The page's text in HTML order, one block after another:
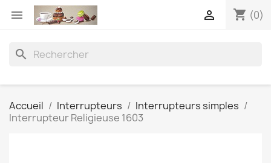
 shopping_cart (0)

search
Accueil Interrupteurs
Interrupteurs simples
Interrupteur Religieuse 1603